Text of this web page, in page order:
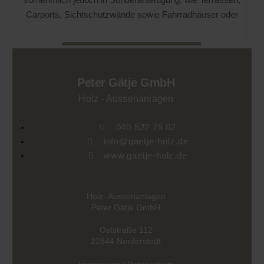
Carports, Sichtschutzwände sowie Fahrradhäuser oder
Peter Gätje GmbH
Holz - Aussenanlagen
040 522 75 02
info@gaetje-holz.de
www.gaetje-holz.de
Holz- Aussenanlagen
Peter Gätje GmbH
Oststraße 112
22844 Norderstedt